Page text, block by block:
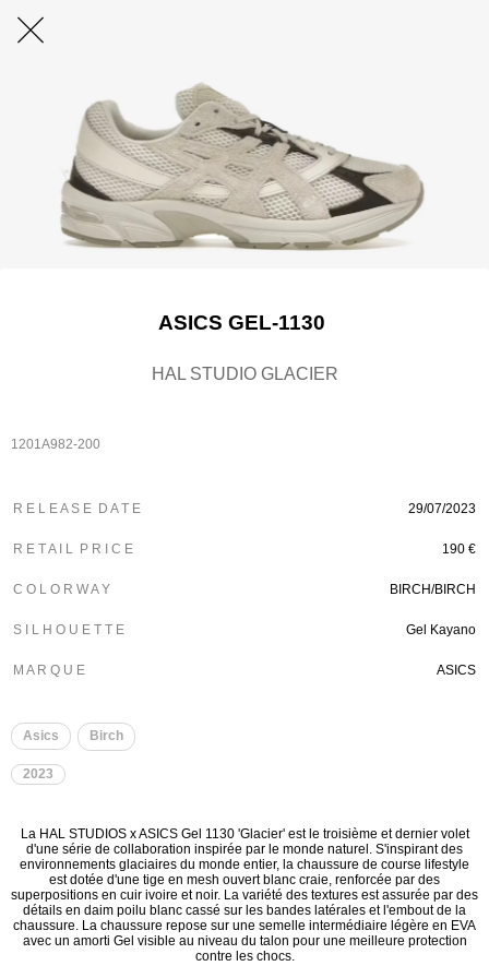
ASICS GEL-1130
HAL STUDIO GLACIER
1201A982-200
R E L E A S E D A T E 29/07/2023
R E T A I L P R I C E 190 €
C O L O R W A Y BIRCH/BIRCH
S I L H O U E T T E Gel Kayano
M A R Q U E ASICS
Asics Birch
2023
La HAL STUDIOS x ASICS Gel 1130 'Glacier' est le troisième et dernier volet
d'une série de collaboration inspirée par le monde naturel. S'inspirant des
environnements glaciaires du monde entier, la chaussure de course lifestyle
est dotée d'une tige en mesh ouvert blanc craie, renforcée par des
superpositions en cuir ivoire et noir. La variété des textures est assurée par des
détails en daim poilu blanc cassé sur les bandes latérales et l'embout de la
chaussure. La chaussure repose sur une semelle intermédiaire légère en EVA
avec un amorti Gel visible au niveau du talon pour une meilleure protection
contre les chocs.